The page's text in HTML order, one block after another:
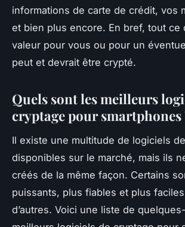
informations de carte de crédit, vos
et bien plus encore. En bref, tout ce
valeur pour vous ou pour un
peut et devrait être crypté.
Quels sont les meilleurs
cryptage pour smartphones
Il existe une multitude de logiciels
disponibles sur le marché, mais ils
créés de la même façon. Certains
puissants, plus fiables et plus
d’autres. Voici une liste de